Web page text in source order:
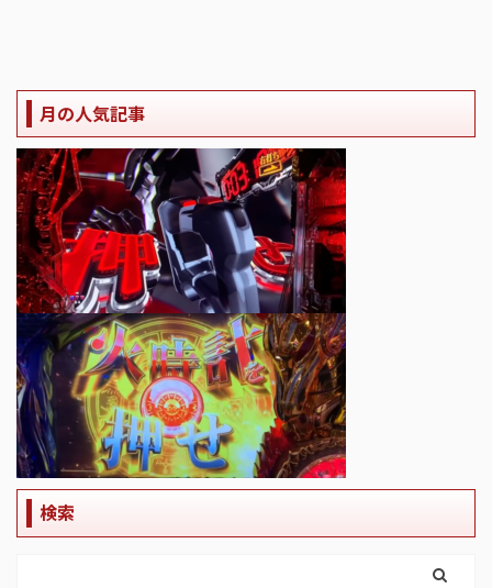
月の人気記事
検索